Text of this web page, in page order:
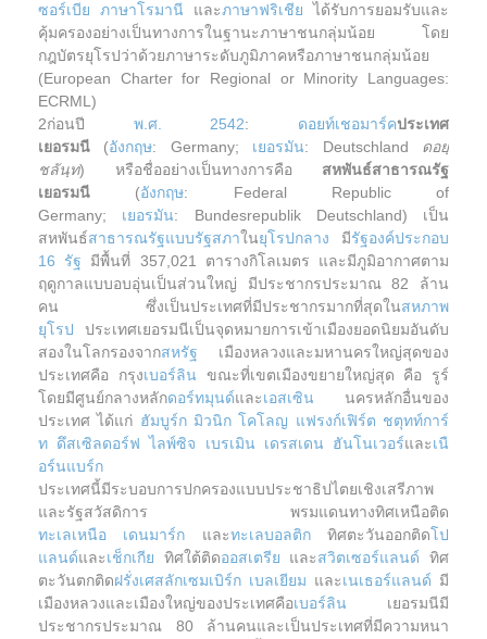
ซอร์เบีย
ภาษาโรมานี และภาษาฟริเชีย ได้รับการยอมรับและ
คุ้มครองอย่างเป็นทางการในฐานะภาษาชนกลุ่มน้อย โดย
กฎบัตรยุโรปว่าด้วยภาษาระดับภูมิภาคหรือภาษาชนกลุ่มน้อย
(European Charter for Regional or Minority Languages:
ECRML)
2ก่อนปี พ.ศ. 2542: ดอยท์เชอมาร์คประเทศ
เยอรมนี (อังกฤษ: Germany; เยอรมัน: Deutschland ดอยฺ
ชลันฺท) หรือชื่ออย่างเป็นทางการคือ สหพันธ์สาธารณรัฐ
เยอรมนี (อังกฤษ: Federal Republic of
Germany; เยอรมัน: Bundesrepublik Deutschland) เป็น
สหพันธ์สาธารณรัฐแบบรัฐสภาในยุโรปกลาง มีรัฐองค์ประกอบ
16 รัฐ มีพื้นที่ 357,021 ตารางกิโลเมตร และมีภูมิอากาศตาม
ฤดูกาลแบบอบอุ่นเป็นส่วนใหญ่ มีประชากรประมาณ 82 ล้าน
คน ซึ่งเป็นประเทศที่มีประชากรมากที่สุดในสหภาพ
ยุโรป ประเทศเยอรมนีเป็นจุดหมายการเข้าเมืองยอดนิยมอันดับ
สองในโลกรองจากสหรัฐ เมืองหลวงและมหานครใหญ่สุดของ
ประเทศคือ กรุงเบอร์ลิน ขณะที่เขตเมืองขยายใหญ่สุด คือ รูร์
โดยมีศูนย์กลางหลักดอร์ทมุนด์และเอสเซิน นครหลักอื่นของ
ประเทศ ได้แก่ ฮัมบูร์ก มิวนิก โคโลญ แฟรงก์เฟิร์ต ชตุทท์การ์
ท ดึสเซิลดอร์ฟ ไลพ์ซิจ เบรเมิน เดรสเดน ฮันโนเวอร์และเนื
อร์นแบร์ก
ประเทศนี้มีระบอบการปกครองแบบประชาธิปไตยเชิงเสรีภาพ
และรัฐสวัสดิการ พรมแดนทางทิศเหนือติด
ทะเลเหนือ
เดนมาร์ก และทะเลบอลติกทิศตะวันออกติดโป
แลนด์และเช็กเกีย ทิศใต้ติดออสเตรีย และสวิตเซอร์แลนด์ ทิศ
ตะวันตกติดฝรั่งเศสลักเซมเบิร์ก เบลเยียม และเนเธอร์แลนด์ มี
เมืองหลวงและเมืองใหญ่ของประเทศคือเบอร์ลิน เยอรมนีมี
ประชากรประมาณ 80 ล้านคนและเป็นประเทศที่มีความหนา